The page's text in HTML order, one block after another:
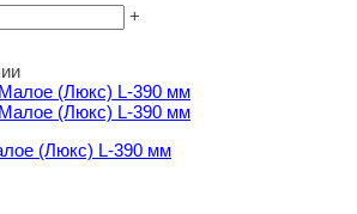
+
(Люкс) L-390 мм
(Люкс) L-390 мм